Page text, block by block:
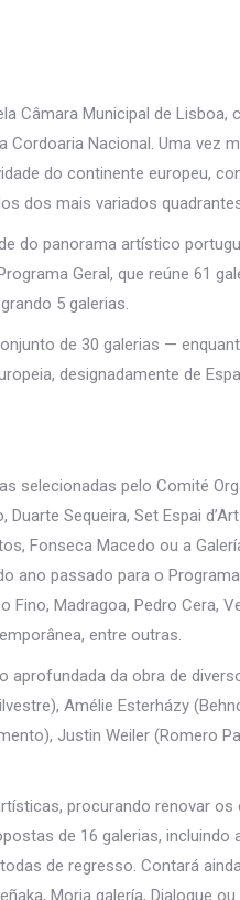
Câmara Municipal de Lisboa,
Nacional. Uma vez
do continente europeu,
dos mais variados
do panorama artístico
Geral, que reúne 61
5 galerias.
de 30 galerias —
designadamente de
selecionadas pelo Comité
Sequeira, Set Espai
Fonseca Macedo ou a
ano passado para o
Madragoa, Pedro Cera,
entre outras.
aprofundada da obra de
Amélie Esterházy
Justin Weiler (Romero
procurando renovar os
de 16 galerias, incluindo
de regresso. Contará
Moria galería, Dialogue